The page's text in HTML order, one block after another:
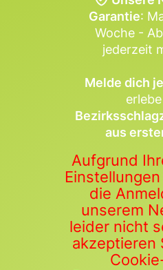
Garantie:
Woche -
jederzeit
Melde dich
aus
Aufgrund
die
unserem
leider nicht
akzeptieren